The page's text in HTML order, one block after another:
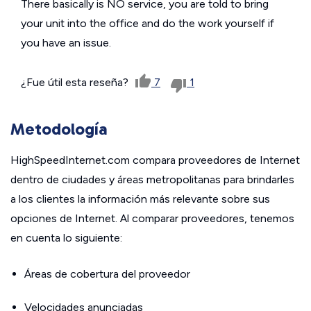
There basically is NO service, you are told to bring
your unit into the office and do the work yourself if
you have an issue.
¿Fue útil esta reseña? 7 1
Metodología
HighSpeedInternet.com compara proveedores de Internet
dentro de ciudades y áreas metropolitanas para brindarles
a los clientes la información más relevante sobre sus
opciones de Internet. Al comparar proveedores, tenemos
en cuenta lo siguiente:
Áreas de cobertura del proveedor
Velocidades anunciadas